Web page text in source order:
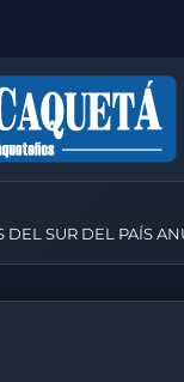
SUR DEL PAÍS